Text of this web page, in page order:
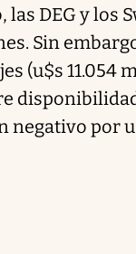
DEG y los
Sin
(u$s 11.054
negativo por